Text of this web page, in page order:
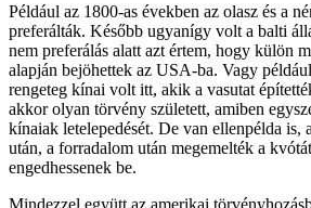
Például az 1800-as években az olasz és a
preferálták. Később ugyanígy volt a balti
nem preferálás alatt azt értem, hogy külön
alapján bejöhettek az USA-ba. Vagy
rengeteg kínai volt itt, akik a vasutat
akkor olyan törvény született, amiben
kínaiak letelepedését. De van ellenpélda is,
után, a forradalom után megemelték a
engedhessenek be.
Mindezzel együtt az amerikai